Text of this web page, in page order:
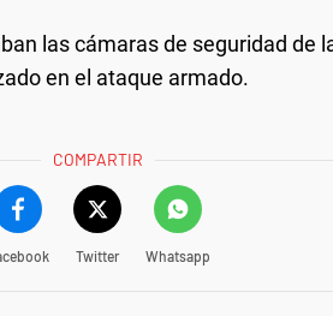
las cámaras de seguridad de
en el ataque armado.
COMPARTIR
Twitter Whatsapp